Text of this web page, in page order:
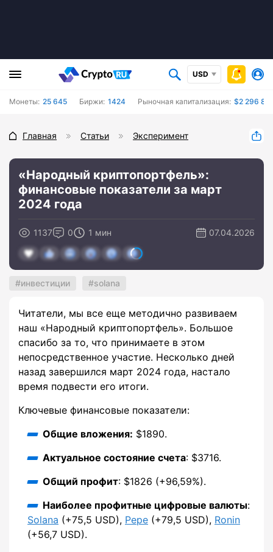
USD
Монеты: 25 645 Биржи: 1424 Рыночная капитализация: $2 296
Главная Статьи Эксперимент
«Народный криптопортфель»:
финансовые показатели за март
2024 года
1137 0 1 мин 07.04.2026
инвестиции solana
Читатели, мы все еще методично развиваем
наш «Народный криптопортфель». Большое
спасибо за то, что принимаете в этом
непосредственное участие. Несколько дней
назад завершился март 2024 года, настало
время подвести его итоги.
Ключевые финансовые показатели:
Общие вложения: $1890.
Актуальное состояние счета: $3716.
Общий профит: $1826 (+96,59%).
Наиболее профитные цифровые валюты:
Solana (+75,5 USD), Pepe (+79,5 USD), Ronin
(+56,7 USD).